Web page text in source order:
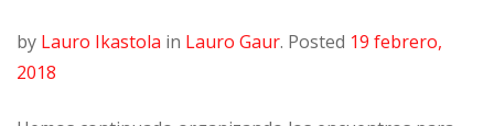
by Lauro Ikastola in Lauro Gaur. Posted 19 febrero,
2018